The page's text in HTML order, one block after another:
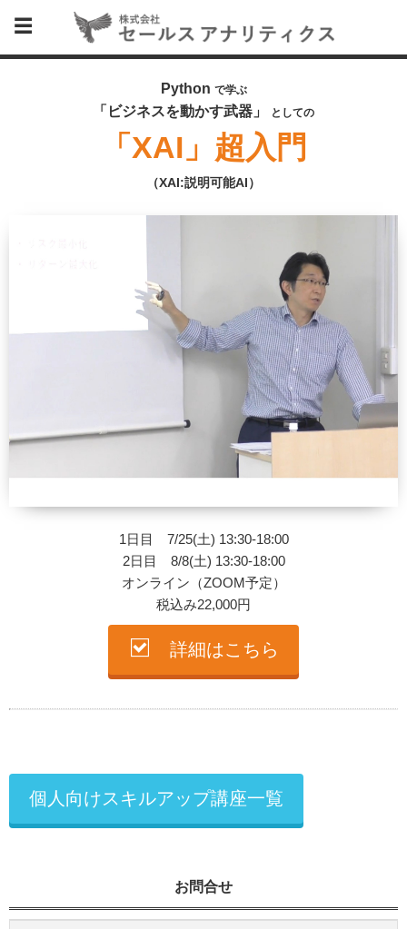
Python で学ぶ
「ビジネスを動かす武器」 としての
「XAI」超入門
（XAI:説明可能AI）
1日目 7/25(土) 13:30-18:00
2日目 8/8(土) 13:30-18:00
オンライン（ZOOM予定）
税込み22,000円
詳細はこちら
個人向けスキルアップ講座一覧
お問合せ